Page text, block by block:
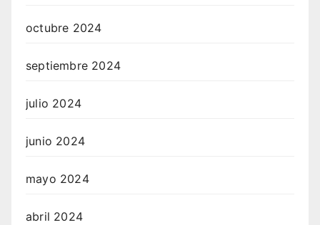
octubre 2024
septiembre 2024
julio 2024
junio 2024
mayo 2024
abril 2024